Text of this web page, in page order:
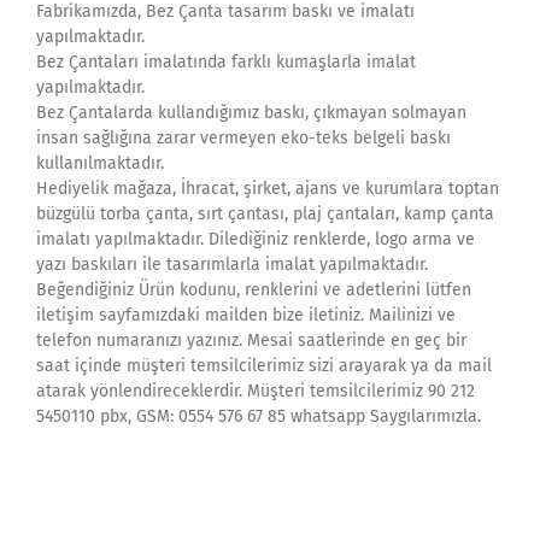
Fabrikamızda, Bez Çanta tasarım baskı ve imalatı
yapılmaktadır.
Bez Çantaları imalatında farklı kumaşlarla imalat
yapılmaktadır.
Bez Çantalarda kullandığımız baskı, çıkmayan solmayan
insan sağlığına zarar vermeyen eko-teks belgeli baskı
kullanılmaktadır.
Hediyelik mağaza, İhracat, şirket, ajans ve kurumlara toptan
büzgülü torba çanta, sırt çantası, plaj çantaları, kamp çanta
imalatı yapılmaktadır. Dilediğiniz renklerde, logo arma ve
yazı baskıları ile tasarımlarla imalat yapılmaktadır.
Beğendiğiniz Ürün kodunu, renklerini ve adetlerini lütfen
iletişim sayfamızdaki mailden bize iletiniz. Mailinizi ve
telefon numaranızı yazınız. Mesai saatlerinde en geç bir
saat içinde müşteri temsilcilerimiz sizi arayarak ya da mail
atarak yönlendireceklerdir. Müşteri temsilcilerimiz 90 212
5450110 pbx, GSM: 0554 576 67 85 whatsapp Saygılarımızla.